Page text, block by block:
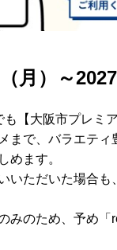
月）～
【大阪市プレミ
まで、バラエテ
めます。
いただいた場合
みのため、予め